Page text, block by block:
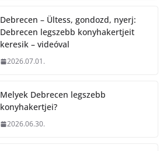
Debrecen – Ültess, gondozd, nyerj:
Debrecen legszebb konyhakertjeit
keresik – videóval
2026.07.01.
Melyek Debrecen legszebb
konyhakertjei?
2026.06.30.